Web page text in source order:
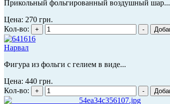
Прикольный фольгированный воздушный шар...
Цена: 270 грн.
Кол-во:
Нарвал
Фигура из фольги с гелием в виде...
Цена: 440 грн.
Кол-во: